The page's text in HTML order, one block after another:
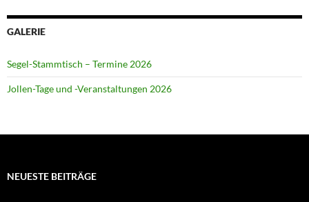
GALERIE
Segel-Stammtisch – Termine 2026
Jollen-Tage und -Veranstaltungen 2026
NEUESTE BEITRÄGE